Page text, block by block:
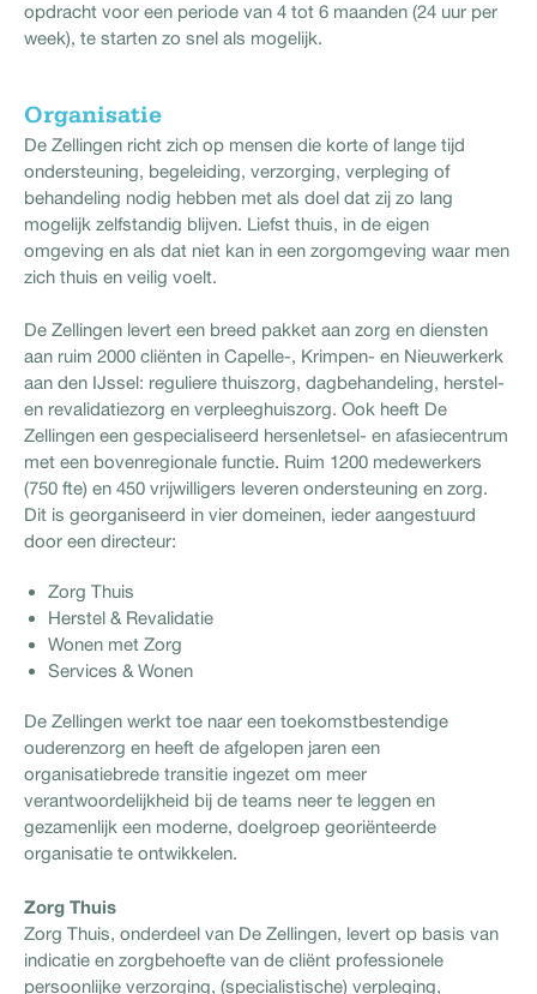
opdracht voor een periode van 4 tot 6 maanden (24 uur per
week), te starten zo snel als mogelijk.
Organisatie
De Zellingen richt zich op mensen die korte of lange tijd
ondersteuning, begeleiding, verzorging, verpleging of
behandeling nodig hebben met als doel dat zij zo lang
mogelijk zelfstandig blijven. Liefst thuis, in de eigen
omgeving en als dat niet kan in een zorgomgeving waar men
zich thuis en veilig voelt.
De Zellingen levert een breed pakket aan zorg en diensten
aan ruim 2000 cliënten in Capelle-, Krimpen- en Nieuwerkerk
aan den IJssel: reguliere thuiszorg, dagbehandeling, herstel-
en revalidatiezorg en verpleeghuiszorg. Ook heeft De
Zellingen een gespecialiseerd hersenletsel- en afasiecentrum
met een bovenregionale functie. Ruim 1200 medewerkers
(750 fte) en 450 vrijwilligers leveren ondersteuning en zorg.
Dit is georganiseerd in vier domeinen, ieder aangestuurd
door een directeur:
Zorg Thuis
Herstel & Revalidatie
Wonen met Zorg
Services & Wonen
De Zellingen werkt toe naar een toekomstbestendige
ouderenzorg en heeft de afgelopen jaren een
organisatiebrede transitie ingezet om meer
verantwoordelijkheid bij de teams neer te leggen en
gezamenlijk een moderne, doelgroep georiënteerde
organisatie te ontwikkelen.
Zorg Thuis
Zorg Thuis, onderdeel van De Zellingen, levert op basis van
indicatie en zorgbehoefte van de cliënt professionele
persoonlijke verzorging, (specialistische) verpleging,